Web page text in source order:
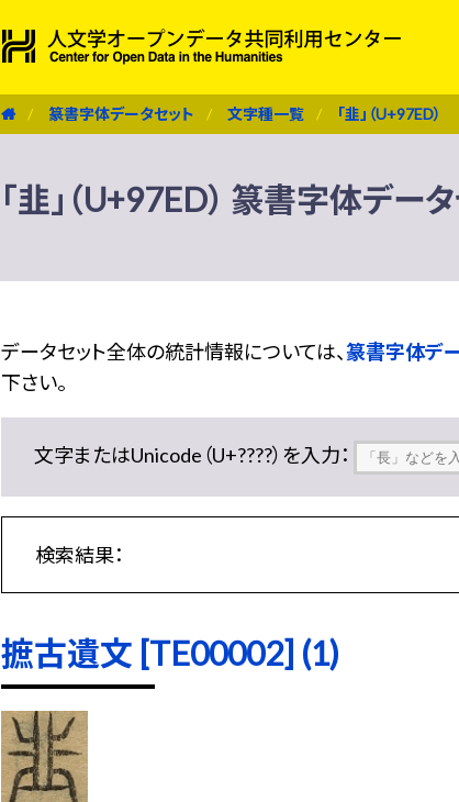
篆書字体データセット 文字種一覧 「韭」（U+97ED）
「韭」（U+97ED） 篆書字体デー
データセット全体の統計情報については、篆書字体デ
下さい。
文字またはUnicode（U+????）を入力：
検索結果：
摭古遺文 [TE00002] (1)